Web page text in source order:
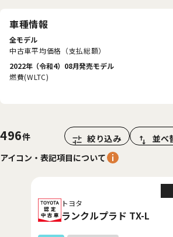
車種情報
全モデル
中古車平均価格（支払総額）
2022年（令和4）08月発売モデル
燃費(WLTC)
496 絞り込み
並べ
アイコン・表記項目について
トヨタ
ランクルプラド TX-L